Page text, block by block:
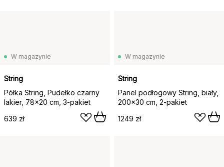
W magazynie
String
Półka String, Pudełko czarny
lakier, 78x20 cm, 3-pakiet
639 zł
W magazynie
String
Panel podłogowy String, biały,
200x30 cm, 2-pakiet
1249 zł